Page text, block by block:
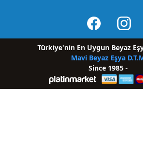
Türkiye'nin En Uygun Beyaz
Mavi Beyaz Eşya D.T.
Since 1985 -